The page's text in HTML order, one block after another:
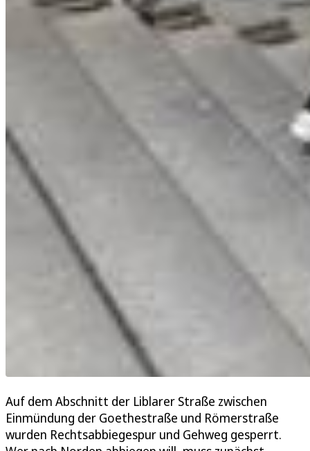
Auf dem Abschnitt der Liblarer Straße zwischen
Einmündung der Goethestraße und Römerstraße
wurden Rechtsabbiegespur und Gehweg gesperrt.